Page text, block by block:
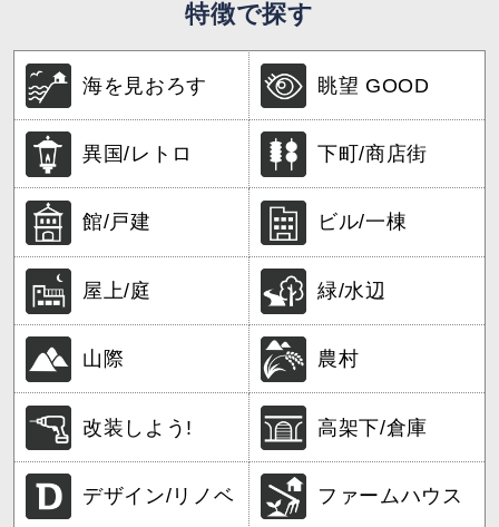
特徴で探す
海を見おろす 眺望 GOOD
異国/レトロ 下町/商店街
館/戸建 ビル/一棟
屋上/庭 緑/水辺
山際 農村
改装しよう! 高架下/倉庫
デザイン/リノベ ファームハウス